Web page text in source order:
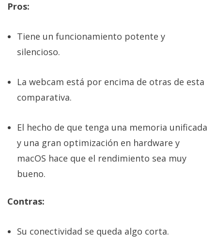
Pros:
Tiene un funcionamiento potente y
silencioso.
La webcam está por encima de otras de esta
comparativa.
El hecho de que tenga una memoria unificada
y una gran optimización en hardware y
macOS hace que el rendimiento sea muy
bueno.
Contras:
Su conectividad se queda algo corta.